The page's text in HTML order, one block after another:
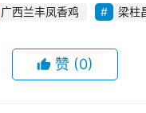
广西兰丰凤香鸡 梁柱
赞 (0)